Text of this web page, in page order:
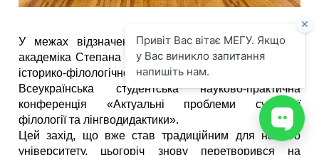
У межах відзначення Днів науки в МЕГУ імені
академіка Степана Дем’янчука 14 травня 2026р. на
історико-філологічному факультеті відбулася
Всеукраїнська студентська науково-практична
конференція «Актуальні проблеми сучасної
філології та лінгводидактики».
Цей захід, що вже став традиційним для нашого
університету, цьогоріч знову перетворився на